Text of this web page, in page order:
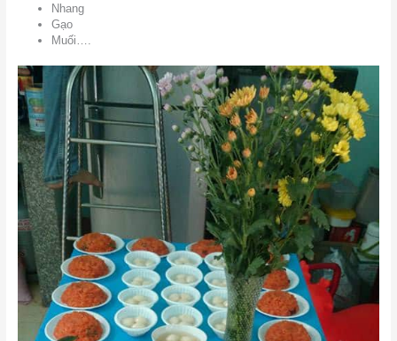
Nhang
Gạo
Muối….